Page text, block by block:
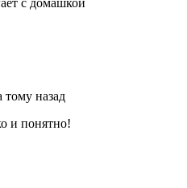
с домашкой
тому назад
и понятно!